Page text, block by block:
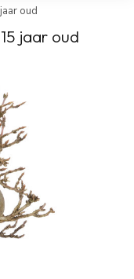
oud
jaar oud